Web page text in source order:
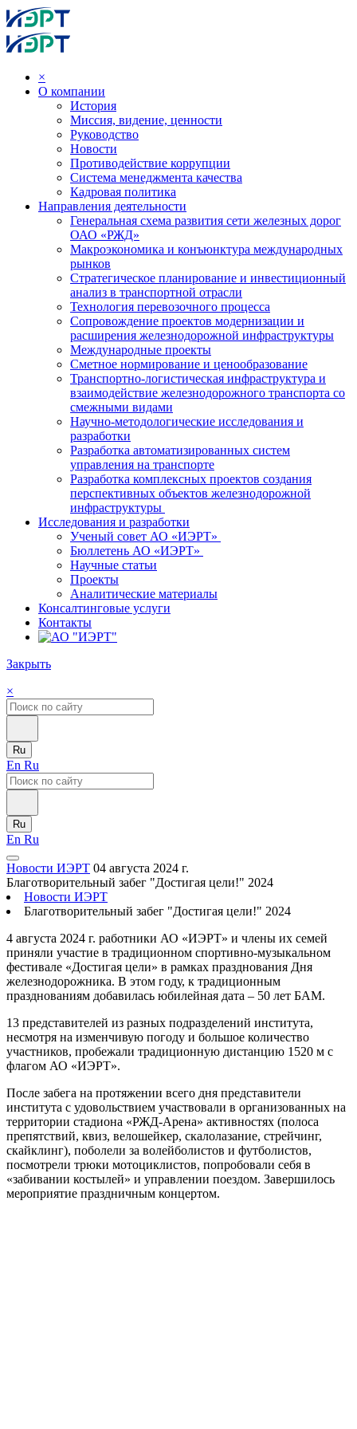
×
О компании
История
Миссия, видение, ценности
Руководство
Новости
Противодействие коррупции
Система менеджмента качества
Кадровая политика
Направления деятельности
Генеральная схема развития сети железных дорог
ОАО «РЖД»
Макроэкономика и конъюнктура международных
рынков
Стратегическое планирование и инвестиционный
анализ в транспортной отрасли
Технология перевозочного процесса
Сопровождение проектов модернизации и
расширения железнодорожной инфраструктуры
Международные проекты
Сметное нормирование и ценообразование
Транспортно-логистическая инфраструктура и
взаимодействие железнодорожного транспорта со
смежными видами
Научно-методологические исследования и
разработки
Разработка автоматизированных систем
управления на транспорте
Разработка комплексных проектов создания
перспективных объектов железнодорожной
инфраструктуры
Исследования и разработки
Ученый совет АО «ИЭРТ»
Бюллетень АО «ИЭРТ»
Научные статьи
Проекты
Аналитические материалы
Консалтинговые услуги
Контакты
Закрыть
×
Ru
En Ru
Ru
En Ru
Новости ИЭРТ 04 августа 2024 г.
Благотворительный забег "Достигая цели!" 2024
Новости ИЭРТ
Благотворительный забег "Достигая цели!" 2024
4 августа 2024 г. работники АО «ИЭРТ» и члены их семей
приняли участие в традиционном спортивно-музыкальном
фестивале «Достигая цели» в рамках празднования Дня
железнодорожника. В этом году, к традиционным
празднованиям добавилась юбилейная дата – 50 лет БАМ.
13 представителей из разных подразделений института,
несмотря на изменчивую погоду и большое количество
участников, пробежали традиционную дистанцию 1520 м с
флагом АО «ИЭРТ».
После забега на протяжении всего дня представители
института с удовольствием участвовали в организованных на
территории стадиона «РЖД-Арена» активностях (полоса
препятствий, квиз, велошейкер, скалолазание, стрейчинг,
скайклинг), поболели за волейболистов и футболистов,
посмотрели трюки мотоциклистов, попробовали себя в
«забивании костылей» и управлении поездом. Завершилось
мероприятие праздничным концертом.